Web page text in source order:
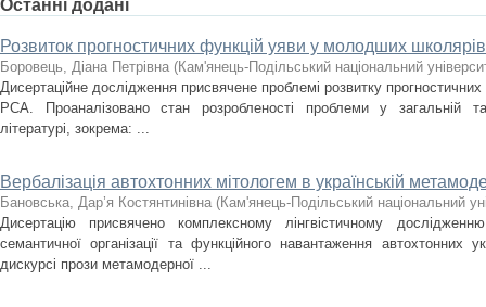
Останні додані
Розвиток прогностичних функцій уяви у молодших
Боровець, Діана Петрівна (Кам'янець-Подільський національний
Дисертаційне дослідження присвячене проблемі розвитку
РСА. Проаналізовано стан розробленості проблеми у загальній та
літературі, зокрема: ...
Вербалізація автохтонних мітологем в українській
Бановська, Дар’я Костянтинівна (Кам'янець-Подільський національний
Дисертацію присвячено комплексному лінгвістичному дослідженню
семантичної організації та функційного навантаження автохтонних
дискурсі прози метамодерної ...